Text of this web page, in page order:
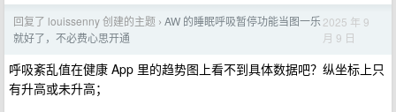
回复了 louissenny 创建的主题 › AW 的睡眠呼吸暂停功能当图一乐
就好了，不必费心思开通
2025 年 9
月 9 日
呼吸紊乱值在健康 App 里的趋势图上看不到具体数据吧？纵坐标上只
有升高或未升高；